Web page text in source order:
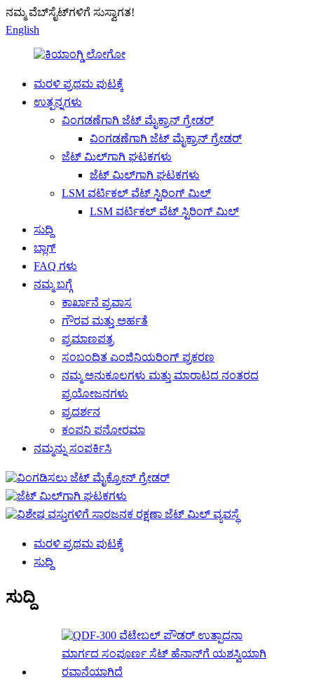
ನಮ್ಮ ವೆಬ್‌ಸೈಟ್‌ಗಳಿಗೆ ಸುಸ್ವಾಗತ!
English
ಮರಳಿ ಪ್ರಥಮ ಪುಟಕ್ಕೆ
ಉತ್ಪನ್ನಗಳು
ವಿಂಗಡಣೆಗಾಗಿ ಜೆಟ್ ಮೈಕ್ರಾನ್ ಗ್ರೇಡರ್
ವಿಂಗಡಣೆಗಾಗಿ ಜೆಟ್ ಮೈಕ್ರಾನ್ ಗ್ರೇಡರ್
ಜೆಟ್ ಮಿಲ್‌ಗಾಗಿ ಘಟಕಗಳು
ಜೆಟ್ ಮಿಲ್‌ಗಾಗಿ ಘಟಕಗಳು
LSM ವರ್ಟಿಕಲ್ ವೆಟ್ ಸ್ಟಿರಿಂಗ್ ಮಿಲ್
LSM ವರ್ಟಿಕಲ್ ವೆಟ್ ಸ್ಟಿರಿಂಗ್ ಮಿಲ್
ಸುದ್ದಿ
ಬ್ಲಾಗ್
FAQ ಗಳು
ನಮ್ಮ ಬಗ್ಗೆ
ಕಾರ್ಖಾನೆ ಪ್ರವಾಸ
ಗೌರವ ಮತ್ತು ಅರ್ಹತೆ
ಪ್ರಮಾಣಪತ್ರ
ಸಂಬಂಧಿತ ಎಂಜಿನಿಯರಿಂಗ್ ಪ್ರಕರಣ
ನಮ್ಮ ಅನುಕೂಲಗಳು ಮತ್ತು ಮಾರಾಟದ ನಂತರದ
ಪ್ರಯೋಜನಗಳು
ಪ್ರದರ್ಶನ
ಕಂಪನಿ ಪನೋರಮಾ
ನಮ್ಮನ್ನು ಸಂಪರ್ಕಿಸಿ
ಮರಳಿ ಪ್ರಥಮ ಪುಟಕ್ಕೆ
ಸುದ್ದಿ
ಸುದ್ದಿ